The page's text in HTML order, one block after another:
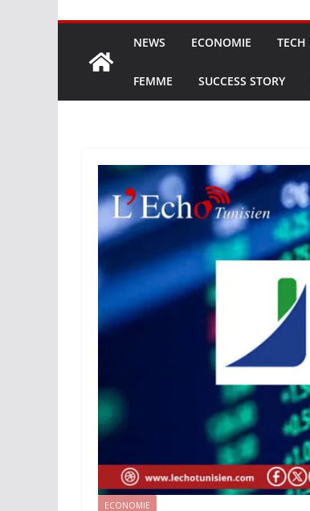
NEWS ECONOMIE TECH
FEMME SUCCESS STORY
ECONOMIE